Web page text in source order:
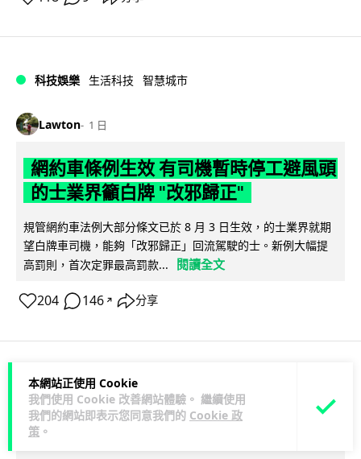
本網站正使用 Cookie
我們使用 Cookie 改善網站體驗。 繼續使用
我們的網站即表示您同意我們的 Cookie 政
策 。
科技娛樂 生活科技 智慧城市
Lawton 1 日
網約車條例生效 有司機暫時停工避風頭
的士業界籲白牌 "改邪歸正"
規管網約車法例大部分條文已於 8 月 3 日生效，的士業界就期
望白牌車司機，能夠「改邪歸正」回流駕駛的士。新例大幅提
高罰則，首次定罪最高罰款...
閱讀全文
204 146 ↗ 分享
人工智能
Lawton